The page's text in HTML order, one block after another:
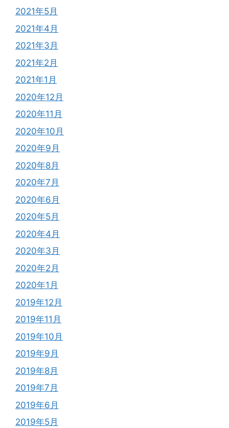
2021年5月
2021年4月
2021年3月
2021年2月
2021年1月
2020年12月
2020年11月
2020年10月
2020年9月
2020年8月
2020年7月
2020年6月
2020年5月
2020年4月
2020年3月
2020年2月
2020年1月
2019年12月
2019年11月
2019年10月
2019年9月
2019年8月
2019年7月
2019年6月
2019年5月